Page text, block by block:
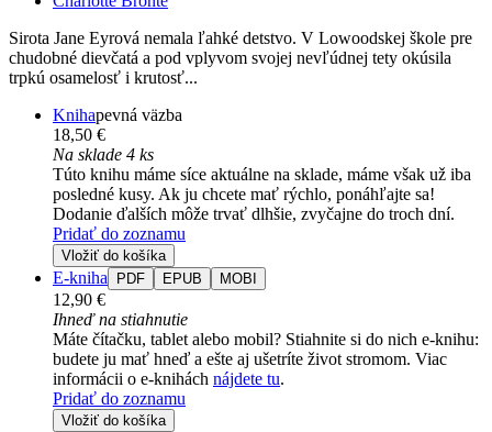
Sirota Jane Eyrová nemala ľahké detstvo. V Lowoodskej škole pre
chudobné dievčatá a pod vplyvom svojej nevľúdnej tety okúsila
trpkú osamelosť i krutosť...
Knihapevná väzba
18,50 €
Na sklade 4 ks
Túto knihu máme síce aktuálne na sklade, máme však už iba
posledné kusy. Ak ju chcete mať rýchlo, ponáhľajte sa!
Dodanie ďalších môže trvať dlhšie, zvyčajne do troch dní.
Pridať do zoznamu
Vložiť do košíka
E-kniha PDF EPUB MOBI
12,90 €
Ihneď na stiahnutie
Máte čítačku, tablet alebo mobil? Stiahnite si do nich e-knihu:
budete ju mať hneď a ešte aj ušetríte život stromom. Viac
informácii o e-knihách nájdete tu.
Pridať do zoznamu
Vložiť do košíka